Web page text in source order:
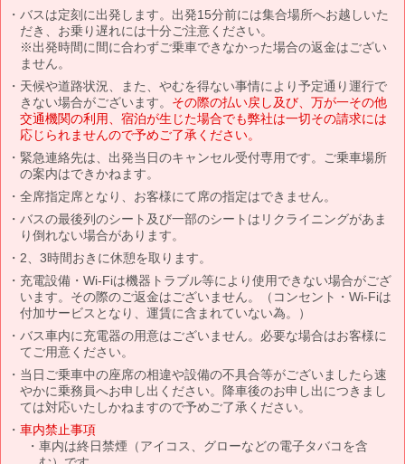
バスは定刻に出発します。出発15分前には集合場所へお越しいた
だき、お乗り遅れには十分ご注意ください。
※出発時間に間に合わずご乗車できなかった場合の返金はござい
ません。
天候や道路状況、また、やむを得ない事情により予定通り運行で
きない場合がございます。 その際の払い戻し及び、万が一その他
交通機関の利用、宿泊が生じた場合でも弊社は一切その請求には
応じられませんので予めご了承ください。
緊急連絡先は、出発当日のキャンセル受付専用です。ご乗車場所
の案内はできかねます。
全席指定席となり、お客様にて席の指定はできません。
バスの最後列のシート及び一部のシートはリクライニングがあま
り倒れない場合があります。
2、3時間おきに休憩を取ります。
充電設備・Wi-Fiは機器トラブル等により使用できない場合がござ
います。その際のご返金はございません。（コンセント・Wi-Fiは
付加サービスとなり、運賃に含まれていない為。）
バス車内に充電器の用意はございません。必要な場合はお客様に
てご用意ください。
当日ご乗車中の座席の相違や設備の不具合等がございましたら速
やかに乗務員へお申し出ください。降車後のお申し出につきまし
ては対応いたしかねますので予めご了承ください。
車内禁止事項
車内は終日禁煙（アイコス、グローなどの電子タバコを含